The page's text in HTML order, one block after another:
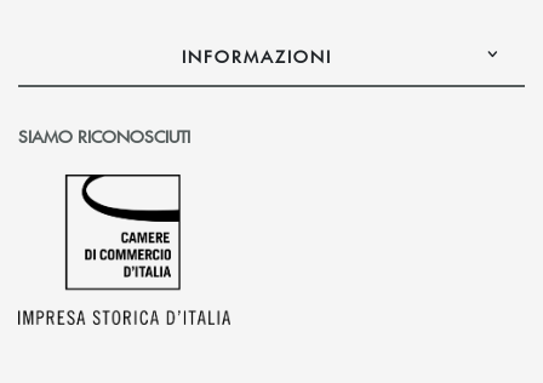
INFORMAZIONI
SIAMO RICONOSCIUTI